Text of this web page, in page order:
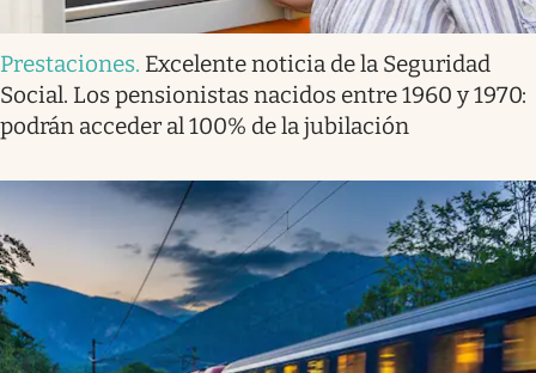
Prestaciones. Excelente noticia de la Seguridad
Social. Los pensionistas nacidos entre 1960 y 1970:
podrán acceder al 100% de la jubilación